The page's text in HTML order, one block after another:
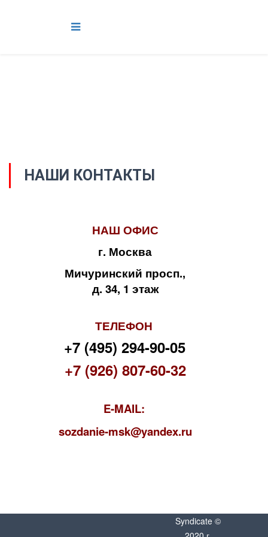
НАШИ КОНТАКТЫ
НАШ ОФИС
г. Москва
Мичуринский просп.,
д. 34, 1 этаж
ТЕЛЕФОН
+7 (495) 294-90-05
+7 (926) 807-60-32
E-MAIL:
sozdanie-msk@yandex.ru
Syndicate ©